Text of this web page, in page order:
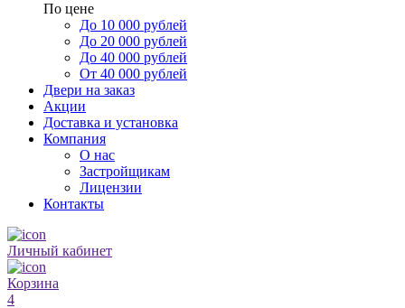
По цене
До 10 000 рублей
До 20 000 рублей
До 40 000 рублей
От 40 000 рублей
Двери на заказ
Акции
Доставка и установка
Компания
О нас
Застройщикам
Лицензии
Контакты
Личный кабинет
Корзина
4